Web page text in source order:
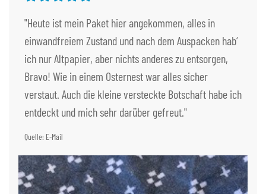
"Heute ist mein Paket hier angekommen, alles in
einwandfreiem Zustand und nach dem Auspacken hab‘
ich nur Altpapier, aber nichts anderes zu entsorgen,
Bravo! Wie in einem Osternest war alles sicher
verstaut. Auch die kleine versteckte Botschaft habe ich
entdeckt und mich sehr darüber gefreut."
Quelle: E-Mail